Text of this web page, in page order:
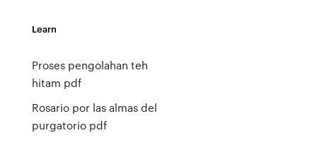
Learn
Proses pengolahan teh
hitam pdf
Rosario por las almas del
purgatorio pdf